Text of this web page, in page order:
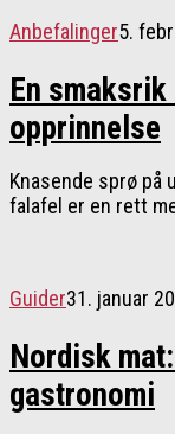
Anbefalinger5.
En
opprinnelse
Knasende sprø på
falafel er en rett
Guider31. januar
Nordisk
gastronomi